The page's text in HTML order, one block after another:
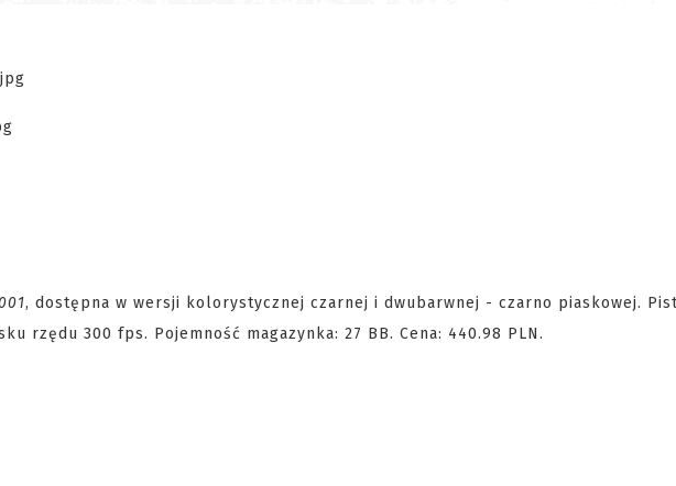
, dostępna w wersji kolorystycznej czarnej i dwubarwnej - czarno piaskowej.
rzędu 300 fps. Pojemność magazynka: 27 BB. Cena: 440.98 PLN.